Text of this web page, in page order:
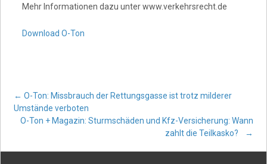
Mehr Informationen dazu unter www.verkehrsrecht.de
Download O-Ton
Post
navigation
← O-Ton: Missbrauch der Rettungsgasse ist trotz milderer
Umstände verboten
O-Ton + Magazin: Sturmschäden und Kfz-Versicherung: Wann
zahlt die Teilkasko?
→